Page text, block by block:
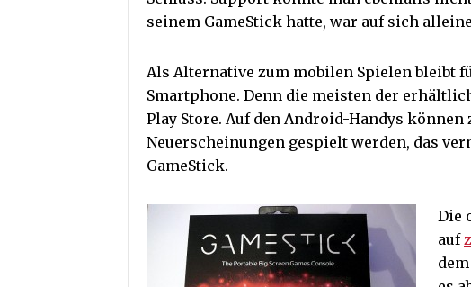
seinem GameStick hatte, war auf sich
Als Alternative zum mobilen Spielen bleibt
Smartphone. Denn die meisten der
Play Store. Auf den Android-Handys
Neuerscheinungen gespielt werden, das
GameStick.
Die
auf